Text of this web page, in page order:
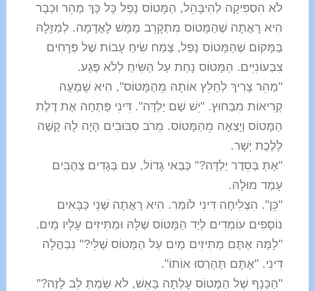
לֹא הִסְפִּיקָה לְהִיבָּהֵל, הַמָּטוֹס נָפַל כָּל כָּךְ מַהֵר וּכְבָר
הִיא רָאֲתָה שֶׁהַמָּטוֹס מִתְקָרֵב מַמָּשׁ לָאֲדָמָה. לְמַזָּלָהּ
בַּמָּקוֹם שֶׁהַמָּטוֹס נָפַל, צָמַח שִׂיחַ עָבוֹת שֶׁל פְּרָחִים
צִבְעוֹנִיִּים. הַמָּטוֹס נָחַת עַל הַשִּׂיחַ לְלֹא פֶּגַע.
"מַהֵר צָרִיךְ לְחַלֵּץ אוֹתָהּ מֵהַמָּטוֹס", הִיא שָׁמְעָה
קְרִיאוֹת מִבַּחוּץ. "יֵשׁ שָׁם יַלְדָּה". דִּינִי פָּתְחָה אֶת דֶּלֶת
הַמָּטוֹס וְיָצְאָה מֵהַמָּטוֹס. מֵרֹב סִבּוּבִים הָיָה לָהּ קָשֶׁה
לָלֶכֶת יָשָׁר.
"אַתְּ בְּסֵדֶר יַלְדָּה?" כַּבַּאי גָּדוֹל, עִם בְּגָדִים צְהֻבִּים
עָמַד מוּלָהּ.
"כֵּן". הִצְלִיחָה דִּינִי לוֹמַר. הִיא רָאֲתָה שְׁנֵי כַּבָּאִים
נוֹסָפִים עוֹמְדִים לְיַד הַמָּטוֹס שֶׁלָּהּ וּמַתִּיזִים עָלָיו מַיִם.
"לָמָּה אַתֶּם מַתִּיזִים מַיִם עַל הַמָּטוֹס שֶׁלִּי?" נִבְהֲלָה
דִּינִי. "אַתֶּם תַּהַרְסוּ אוֹתוֹ".
"הַכָּנָף שֶׁל הַמָּטוֹס עָלְתָה בָּאֵשׁ, לֹא שַׂמְתְּ לֵב לָזֶה?"